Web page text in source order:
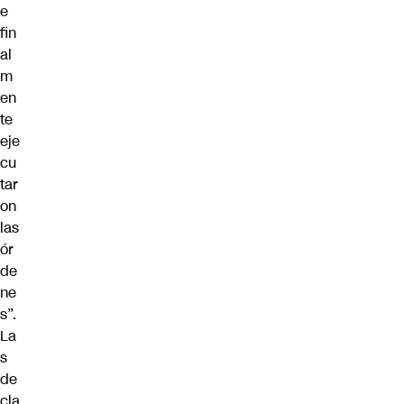
e
fin
al
m
en
te
eje
cu
tar
on
las
ór
de
ne
s”.
La
s
de